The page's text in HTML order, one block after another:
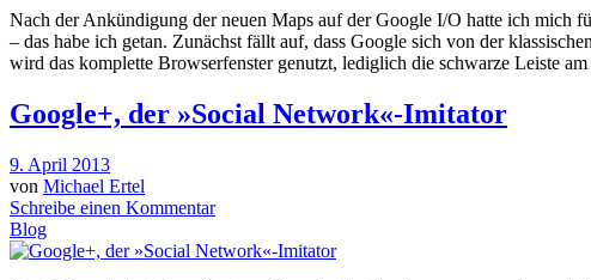
Nach der Ankündigung der neuen Maps auf der Google I/O hatte ich mich
– das habe ich getan. Zunächst fällt auf, dass Google sich von der
wird das komplette Browserfenster genutzt, lediglich die schwarze Leiste
Google+, der »Social Network«-Imitator
9. April 2013
von Michael Ertel
Schreibe einen Kommentar
Blog